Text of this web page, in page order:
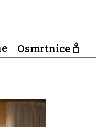
Osmrtnice